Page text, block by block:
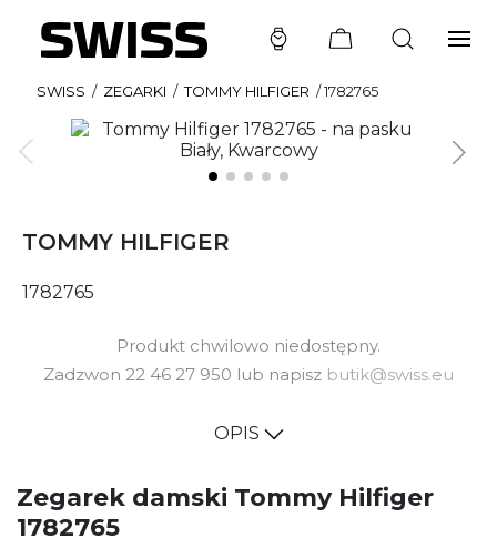
SWISS / ZEGARKI / TOMMY HILFIGER /1782765
TOMMY HILFIGER
1782765
Produkt chwilowo niedostępny.
Zadzwon 22 46 27 950 lub napisz butik@swiss.eu
OPIS
Zegarek damski Tommy Hilfiger
1782765